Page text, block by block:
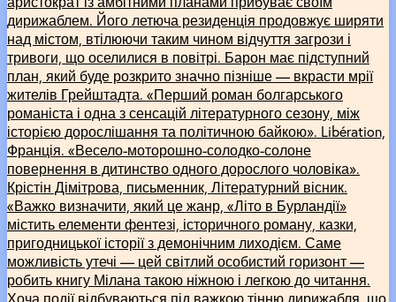
дирижаблем. Його летюча резиденція продовжує ширяти
над містом, втілюючи таким чином відчуття загрози і
тривоги, що оселилися в повітрі. Барон має підступний
план, який буде розкрито значно пізніше –– вкрасти мрії
жителів Грейштадта. «Перший роман болгарського
романіста і одна з сенсацій літературного сезону, між
історією дорослішання та політичною байкою». Libération,
Франція. «Весело-моторошно-солодко-солоне
повернення в дитинство одного дорослого чоловіка».
Крістін Дімітрова, письменник, Літературний вісник.
«Важко визначити, який це жанр, «Літо в Бурландії»
містить елементи фентезі, історичного роману, казки,
пригодницької історії з демонічним лиходієм. Саме
можливість утечі –– цей світлий особистий горизонт ––
робить книгу Мілана такою ніжною і легкою до читання.
Хоча події відбуваються під важкою тінню дирижабля, що